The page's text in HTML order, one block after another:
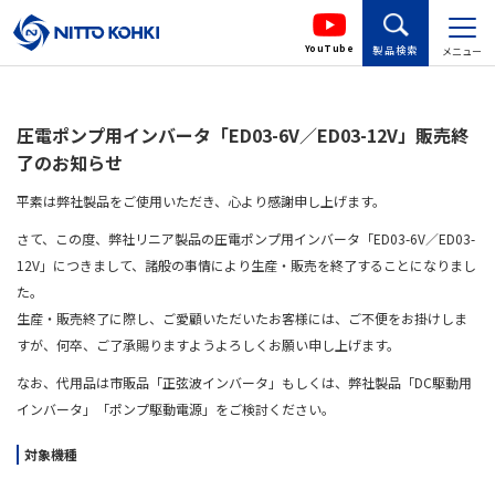
YouTube 製品検索 メニュー
圧電ポンプ用インバータ「ED03-6V／ED03-12V」販売終
了のお知らせ
平素は弊社製品をご使用いただき、心より感謝申し上げます。
さて、この度、弊社リニア製品の圧電ポンプ用インバータ「ED03-6V／ED03-
12V」につきまして、諸般の事情により生産・販売を終了することになりまし
た。
生産・販売終了に際し、ご愛顧いただいたお客様には、ご不便をお掛けしま
すが、何卒、ご了承賜りますようよろしくお願い申し上げます。
なお、代用品は市販品「正弦波インバータ」もしくは、弊社製品「DC駆動用
インバータ」「ポンプ駆動電源」をご検討ください。
対象機種